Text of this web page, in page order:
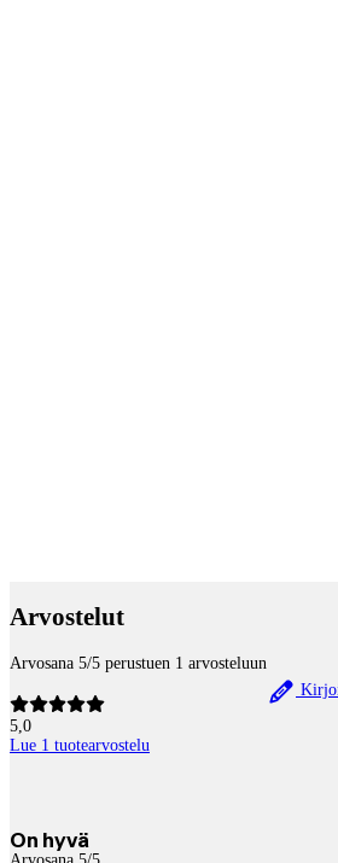
Arvostelut
Arvosana 5/5 perustuen 1 arvosteluun
5,0
Lue 1 tuotearvostelu
On hyvä